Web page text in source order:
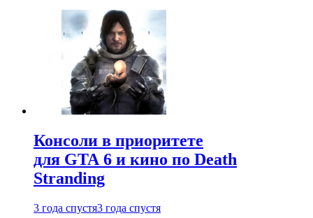
Консоли в приоритете
для GTA 6 и кино по Death
Stranding
3 года спустя3 года спустя